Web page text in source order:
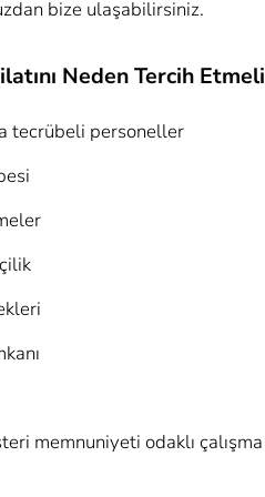
bize ulaşabilirsiniz.
Neden Tercih
tecrübeli personeller
memnuniyeti odaklı çalışma